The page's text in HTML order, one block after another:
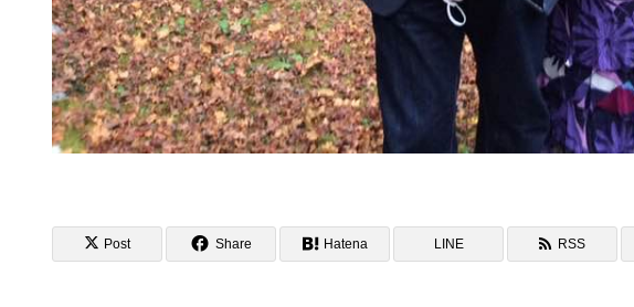
Post Share Hatena LINE RSS